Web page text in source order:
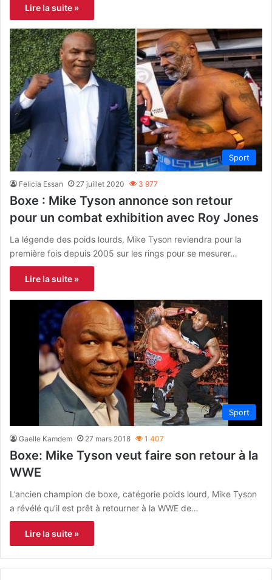
Lire la suite »
Sport
Felicia Essan 27 juillet 2020 3 977
Boxe : Mike Tyson annonce son retour
pour un combat exhibition avec Roy Jones
La légende des poids lourds, Mike Tyson reviendra pour la
première fois depuis 2005 sur les rings pour se mesurer…
Lire la suite »
Sport
Gaelle Kamdem 27 mars 2018 1 407
Boxe: Mike Tyson veut faire son retour à la
WWE
L’ancien champion de boxe, catégorie poids lourd, Mike Tyson
a révélé qu’il est prêt à retourner à la WWE de…
Lire la suite »